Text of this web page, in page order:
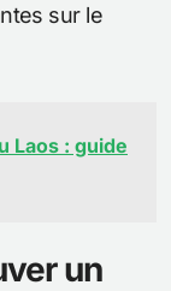
sur le
Laos : guide
un